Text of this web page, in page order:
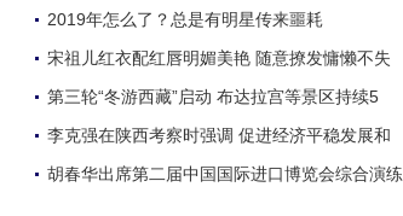
2019年怎么了？总是有明星传来噩耗
宋祖儿红衣配红唇明媚美艳 随意撩发慵懒不失
第三轮“冬游西藏”启动 布达拉宫等景区持续5
李克强在陕西考察时强调 促进经济平稳发展和
胡春华出席第二届中国国际进口博览会综合演练